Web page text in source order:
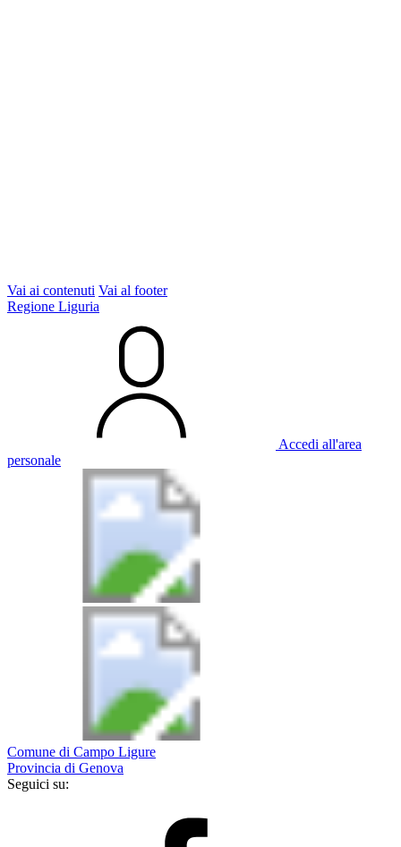
Vai ai contenuti Vai al footer
Regione Liguria
Accedi all'area
personale
Comune di Campo Ligure
Provincia di Genova
Seguici su: